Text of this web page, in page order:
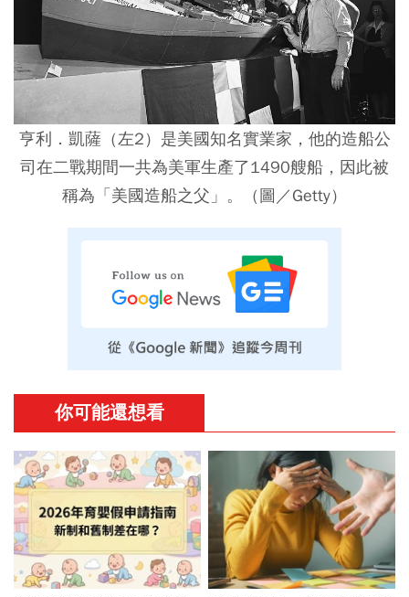
亨利．凱薩（左2）是美國知名實業家，他的造船公
司在二戰期間一共為美軍生產了1490艘船，因此被
稱為「美國造船之父」。（圖／Getty）